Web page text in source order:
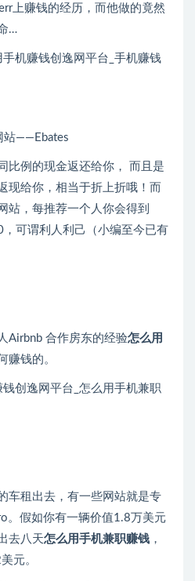
上赚钱的经历，而他做的竟然
…
站——Ebates
比例的现金返还给你， 而且是
现给你，相当于折上折哦！而
站，每推荐一个人你会得到
可谓利人利己（小编至今已有
Airbnb 合作房东的经验怎么用
赚钱的。
车租出去，有一些网站就是专
。假如你有一辆价值1.8万美元
去八天怎么用手机兼职赚钱 ，
元。